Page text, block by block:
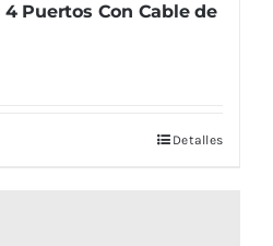
4 Puertos Con Cable de
Detalles